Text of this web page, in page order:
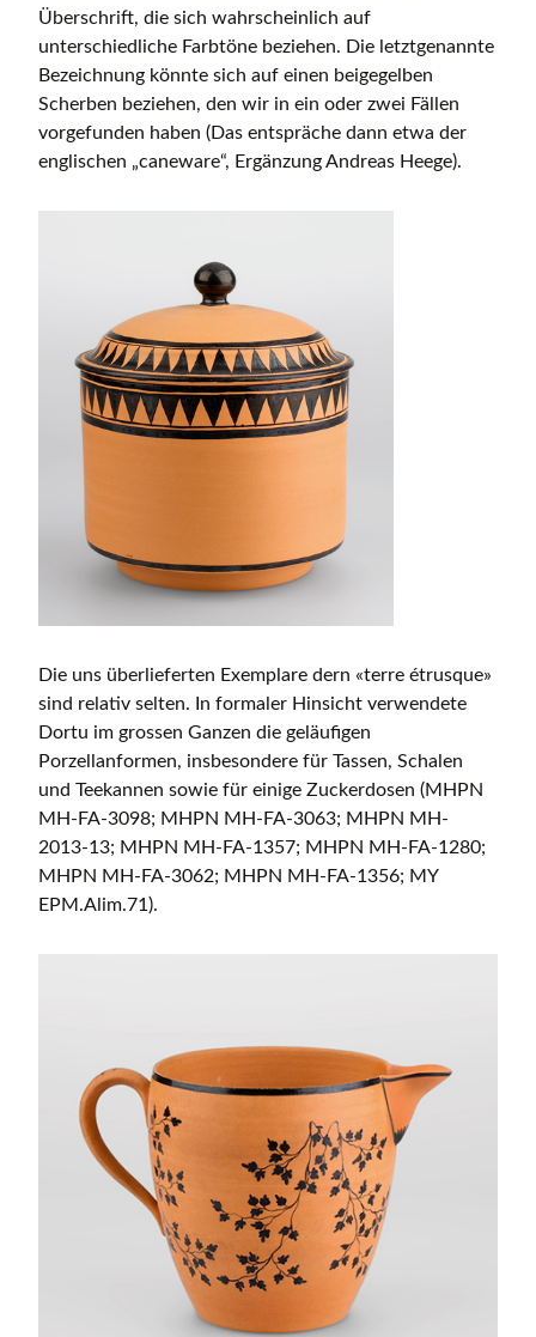
Überschrift, die sich wahrscheinlich auf
unterschiedliche Farbtöne beziehen. Die letztgenannte
Bezeichnung könnte sich auf einen beigegelben
Scherben beziehen, den wir in ein oder zwei Fällen
vorgefunden haben (Das entspräche dann etwa der
englischen „caneware“, Ergänzung Andreas Heege).
Die uns überlieferten Exemplare dern «terre étrusque»
sind relativ selten. In formaler Hinsicht verwendete
Dortu im grossen Ganzen die geläufigen
Porzellanformen, insbesondere für Tassen, Schalen
und Teekannen sowie für einige Zuckerdosen (MHPN
MH-FA-3098; MHPN MH-FA-3063; MHPN MH-
2013-13; MHPN MH-FA-1357; MHPN MH-FA-1280;
MHPN MH-FA-3062; MHPN MH-FA-1356; MY
EPM.Alim.71).